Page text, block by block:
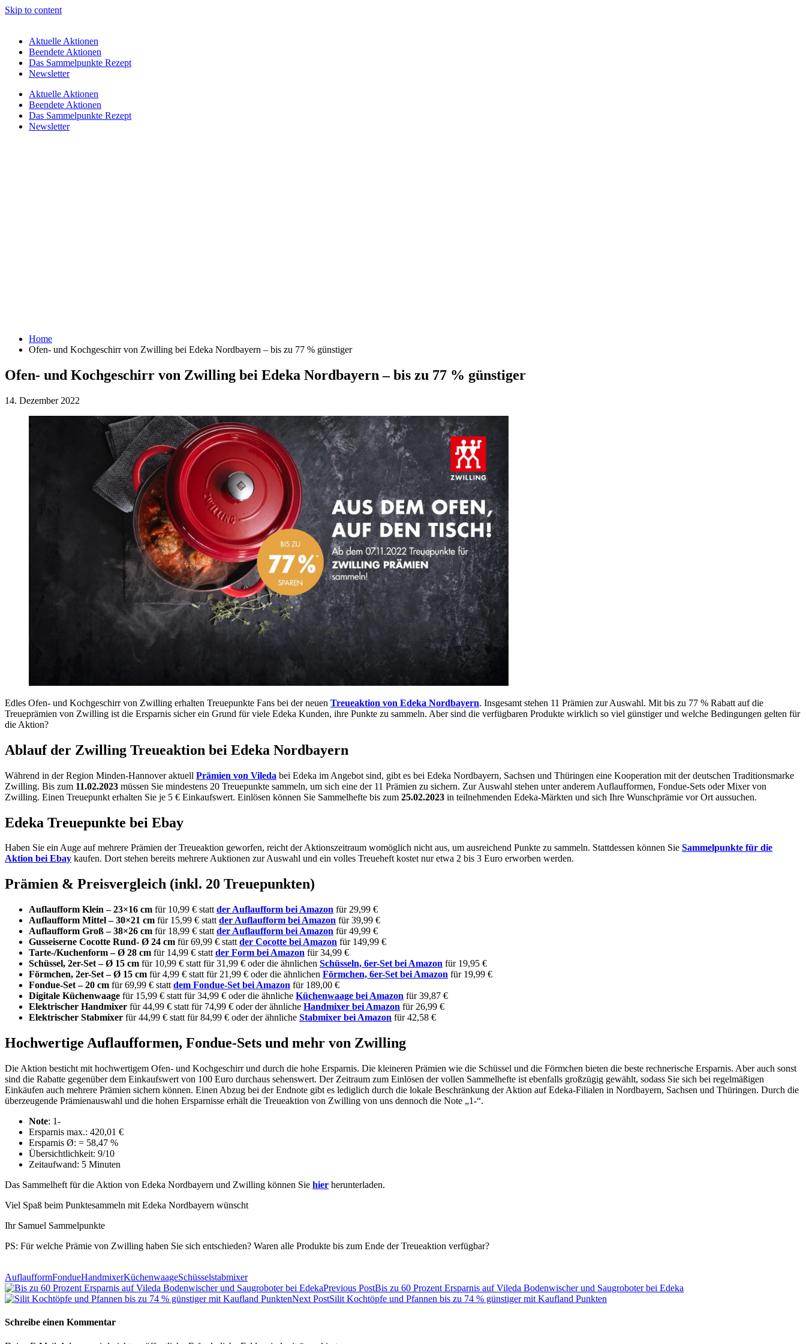
Skip to content
Aktuelle Aktionen
Beendete Aktionen
Das Sammelpunkte Rezept
Newsletter
Aktuelle Aktionen
Beendete Aktionen
Das Sammelpunkte Rezept
Newsletter
Home
Ofen- und Kochgeschirr von Zwilling bei Edeka Nordbayern – bis zu 77 % günstiger
Ofen- und Kochgeschirr von Zwilling bei Edeka Nordbayern – bis zu 77 % günstiger
14. Dezember 2022
Edles Ofen- und Kochgeschirr von Zwilling erhalten Treuepunkte Fans bei der neuen Treueaktion von Edeka Nordbayern. Insgesamt stehen 11 Prämien zur Auswahl. Mit bis zu 77 % Rabatt auf die
Treueprämien von Zwilling ist die Ersparnis sicher ein Grund für viele Edeka Kunden, ihre Punkte zu sammeln. Aber sind die verfügbaren Produkte wirklich so viel günstiger und welche Bedingungen gelten für
die Aktion?
Ablauf der Zwilling Treueaktion bei Edeka Nordbayern
Während in der Region Minden-Hannover aktuell Prämien von Vileda bei Edeka im Angebot sind, gibt es bei Edeka Nordbayern, Sachsen und Thüringen eine Kooperation mit der deutschen Traditionsmarke
Zwilling. Bis zum 11.02.2023 müssen Sie mindestens 20 Treuepunkte sammeln, um sich eine der 11 Prämien zu sichern. Zur Auswahl stehen unter anderem Auflaufformen, Fondue-Sets oder Mixer von
Zwilling. Einen Treuepunkt erhalten Sie je 5 € Einkaufswert. Einlösen können Sie Sammelhefte bis zum 25.02.2023 in teilnehmenden Edeka-Märkten und sich Ihre Wunschprämie vor Ort aussuchen.
Edeka Treuepunkte bei Ebay
Haben Sie ein Auge auf mehrere Prämien der Treueaktion geworfen, reicht der Aktionszeitraum womöglich nicht aus, um ausreichend Punkte zu sammeln. Stattdessen können Sie Sammelpunkte für die
Aktion bei Ebay kaufen. Dort stehen bereits mehrere Auktionen zur Auswahl und ein volles Treueheft kostet nur etwa 2 bis 3 Euro erworben werden.
Prämien & Preisvergleich (inkl. 20 Treuepunkten)
Auflaufform Klein – 23×16 cm für 10,99 € statt der Auflaufform bei Amazon für 29,99 €
Auflaufform Mittel – 30×21 cm für 15,99 € statt der Auflaufform bei Amazon für 39,99 €
Auflaufform Groß – 38×26 cm für 18,99 € statt der Auflaufform bei Amazon für 49,99 €
Gusseiserne Cocotte Rund- Ø 24 cm für 69,99 € statt der Cocotte bei Amazon für 149,99 €
Tarte-/Kuchenform – Ø 28 cm für 14,99 € statt der Form bei Amazon für 34,99 €
Schüssel, 2er-Set – Ø 15 cm für 10,99 € statt für 31,99 € oder die ähnlichen Schüsseln, 6er-Set bei Amazon für 19,95 €
Förmchen, 2er-Set – Ø 15 cm für 4,99 € statt für 21,99 € oder die ähnlichen Förmchen, 6er-Set bei Amazon für 19,99 €
Fondue-Set – 20 cm für 69,99 € statt dem Fondue-Set bei Amazon für 189,00 €
Digitale Küchenwaage für 15,99 € statt für 34,99 € oder die ähnliche Küchenwaage bei Amazon für 39,87 €
Elektrischer Handmixer für 44,99 € statt für 74,99 € oder der ähnliche Handmixer bei Amazon für 26,99 €
Elektrischer Stabmixer für 44,99 € statt für 84,99 € oder der ähnliche Stabmixer bei Amazon für 42,58 €
Hochwertige Auflaufformen, Fondue-Sets und mehr von Zwilling
Die Aktion besticht mit hochwertigem Ofen- und Kochgeschirr und durch die hohe Ersparnis. Die kleineren Prämien wie die Schüssel und die Förmchen bieten die beste rechnerische Ersparnis. Aber auch sonst
sind die Rabatte gegenüber dem Einkaufswert von 100 Euro durchaus sehenswert. Der Zeitraum zum Einlösen der vollen Sammelhefte ist ebenfalls großzügig gewählt, sodass Sie sich bei regelmäßigen
Einkäufen auch mehrere Prämien sichern können. Einen Abzug bei der Endnote gibt es lediglich durch die lokale Beschränkung der Aktion auf Edeka-Filialen in Nordbayern, Sachsen und Thüringen. Durch die
überzeugende Prämienauswahl und die hohen Ersparnisse erhält die Treueaktion von Zwilling von uns dennoch die Note „1-“.
Note: 1-
Ersparnis max.: 420,01 €
Ersparnis Ø: = 58,47 %
Übersichtlichkeit: 9/10
Zeitaufwand: 5 Minuten
Das Sammelheft für die Aktion von Edeka Nordbayern und Zwilling können Sie hier herunterladen.
Viel Spaß beim Punktesammeln mit Edeka Nordbayern wünscht
Ihr Samuel Sammelpunkte
PS: Für welche Prämie von Zwilling haben Sie sich entschieden? Waren alle Produkte bis zum Ende der Treueaktion verfügbar?
AuflaufformFondueHandmixerKüchenwaageSchüsselstabmixer
Previous PostBis zu 60 Prozent Ersparnis auf Vileda Bodenwischer und Saugroboter bei Edeka
Next PostSilit Kochtöpfe und Pfannen bis zu 74 % günstiger mit Kaufland Punkten
Schreibe einen Kommentar